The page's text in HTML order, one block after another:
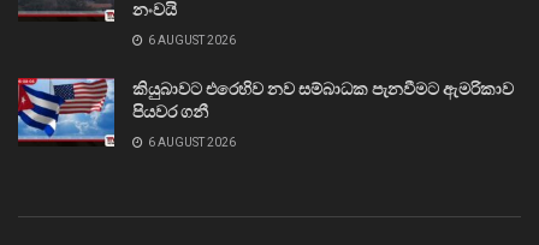
නංවයි
6 AUGUST 2026
කියුබාවට එරෙහිව නව සම්බාධක පැනවීමට ඇමරිකාව
පියවර ගනී
6 AUGUST 2026